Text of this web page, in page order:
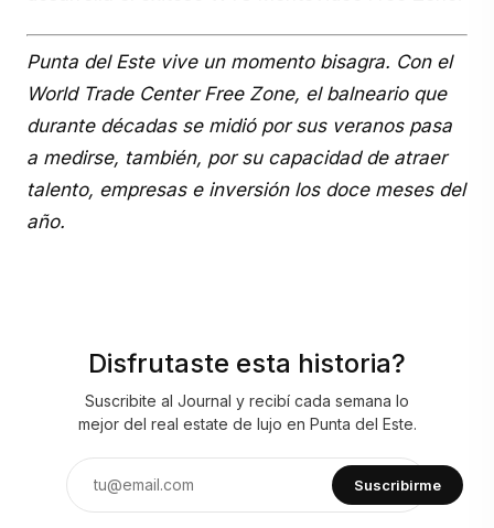
Punta del Este vive un momento bisagra. Con el
World Trade Center Free Zone, el balneario que
durante décadas se midió por sus veranos pasa
a medirse, también, por su capacidad de atraer
talento, empresas e inversión los doce meses del
año.
Disfrutaste esta historia?
Suscribite al Journal y recibí cada semana lo
mejor del real estate de lujo en Punta del Este.
Suscribirme